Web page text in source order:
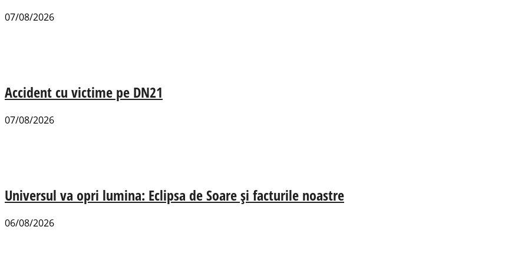
07/08/2026
Accident cu victime pe DN21
07/08/2026
Universul va opri lumina: Eclipsa de Soare și facturile noastre
06/08/2026